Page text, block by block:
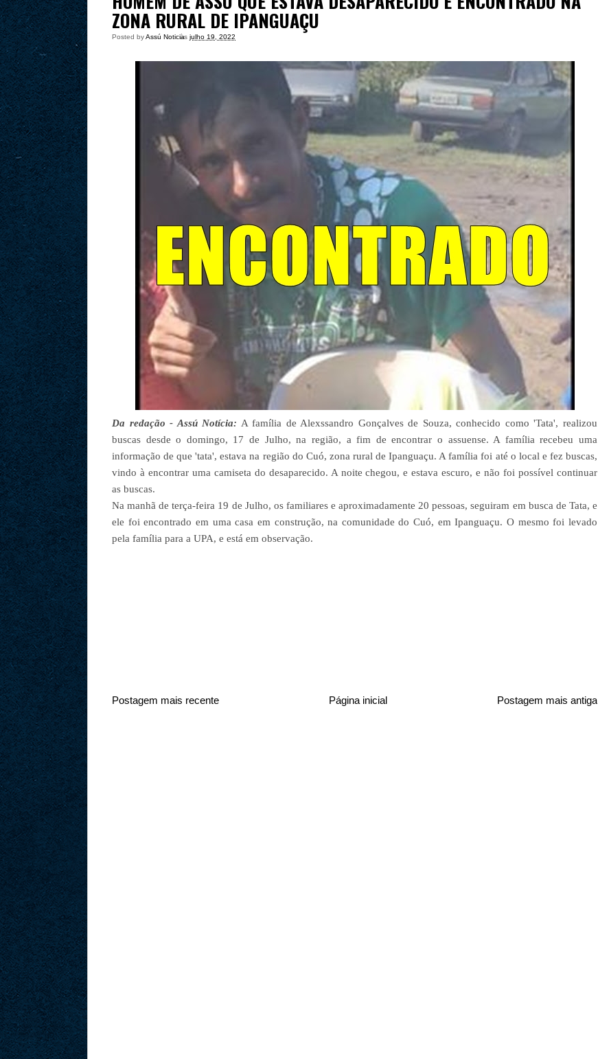
ZONA RURAL DE IPANGUAÇU
Posted byAssú Noticia
às julho 19, 2022
Da redação - Assú Notícia: A família de Alexssandro Gonçalves de Souza, conhecido como 'Tata', realizou
buscas desde o domingo, 17 de Julho, na região, a fim de encontrar o assuense. A família recebeu uma
informação de que 'tata', estava na região do Cuó, zona rural de Ipanguaçu. A família foi até o local e fez buscas,
vindo à encontrar uma camiseta do desaparecido. A noite chegou, e estava escuro, e não foi possível continuar
as buscas.
Na manhã de terça-feira 19 de Julho, os familiares e aproximadamente 20 pessoas, seguiram em busca de Tata, e
ele foi encontrado em uma casa em construção, na comunidade do Cuó, em Ipanguaçu. O mesmo foi levado
pela família para a UPA, e está em observação.
Postagem mais recente Postagem mais antiga
Página inicial